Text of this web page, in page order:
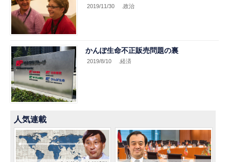
2019/11/30 .政治
かんぽ生命不正販売問題の裏
2019/8/10 .経済
人気連載